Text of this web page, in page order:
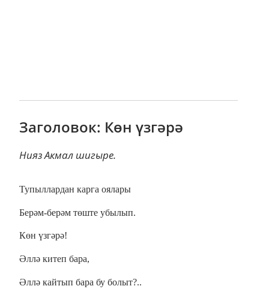
Заголовок: Көн үзгәрә
Нияз Акмал шигыре.
Тупыллардан карга оялары
Берәм-берәм төште убылып.
Көн үзгәрә!
Әллә китеп бара,
Әллә кайтып бара бу болыт?..